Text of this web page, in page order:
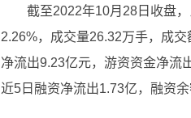
截至2022年10月28日收盘
2.26%，成交量26.32万手，成
净流出9.23亿元，游资资金净流
近5日融资净流出1.73亿，融资